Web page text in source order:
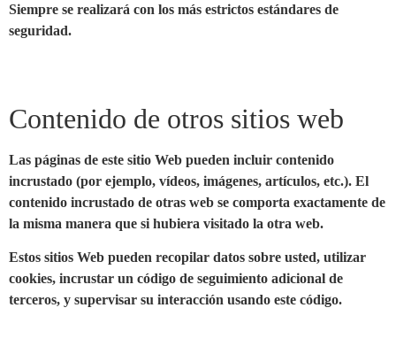
Siempre se realizará con los más estrictos estándares de
seguridad.
Contenido de otros sitios web
Las páginas de este sitio Web pueden incluir contenido
incrustado (por ejemplo, vídeos, imágenes, artículos, etc.). El
contenido incrustado de otras web se comporta exactamente de
la misma manera que si hubiera visitado la otra web.
Estos sitios Web pueden recopilar datos sobre usted, utilizar
cookies, incrustar un código de seguimiento adicional de
terceros, y supervisar su interacción usando este código.